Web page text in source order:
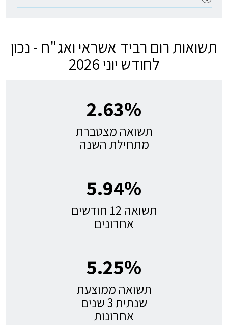
תשואות רום רביד אשראי ואג"ח - נכון
לחודש יוני 2026
2.63%
תשואה מצטברת
מתחילת השנה
5.94%
תשואה 12 חודשים
אחרונים
5.25%
תשואה ממוצעת
שנתית 3 שנים
אחרונות